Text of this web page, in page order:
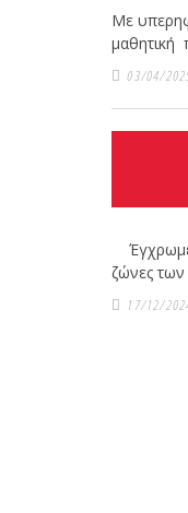
Με
Ο
9th
Με
μαθητική
03/04/
ζώνες των
17/12/